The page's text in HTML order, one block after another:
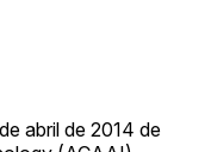
abril de 2014 de